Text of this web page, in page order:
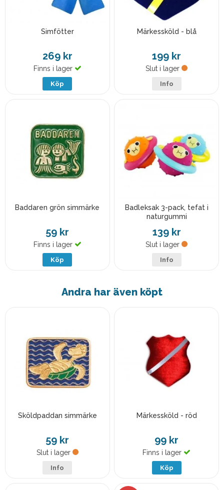
Simfötter
269 kr
Finns i lager
Köp
Märkessköld - blå
199 kr
Slut i lager
Info
Baddaren grön simmärke
59 kr
Finns i lager
Köp
Badleksak 3-pack, tefat i
naturgummi
139 kr
Slut i lager
Info
Andra har även köpt
Sköldpaddan simmärke
59 kr
Slut i lager
Info
Märkessköld - röd
99 kr
Finns i lager
Köp